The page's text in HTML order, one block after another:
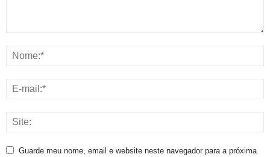
Guarde meu nome, email e website neste navegador para a próxima